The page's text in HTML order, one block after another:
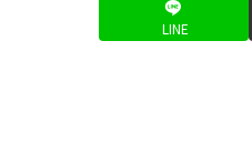
LINE